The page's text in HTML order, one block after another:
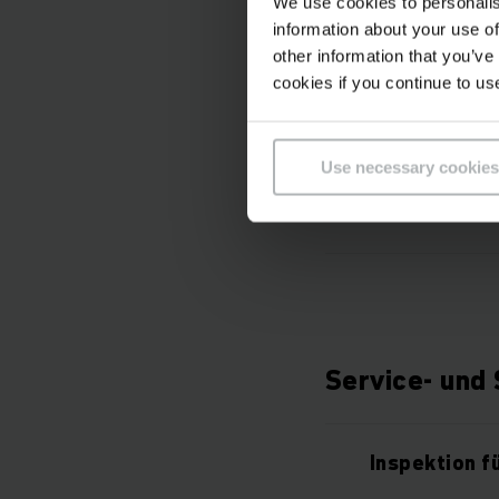
information about your use
other information that
cookies if you continue to
Use necessary
Full-Service
Interval
Service- und
Inspektion